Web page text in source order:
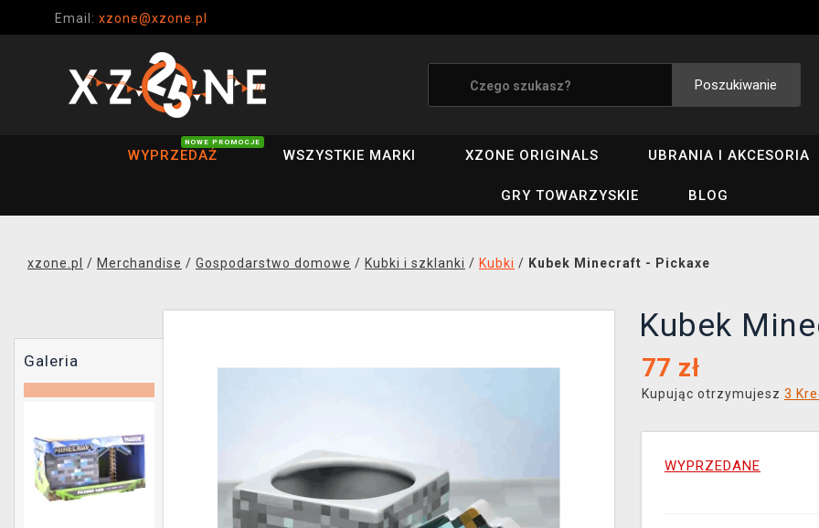
Email: xzone@xzone.pl
Poszukiwanie
WYPRZEDAŻ
NOWE PROMOCJE
WSZYSTKIE MARKI XZONE ORIGINALS UBRANIA I AKCESORIA
GRY TOWARZYSKIE BLOG
xzone.pl / Merchandise / Gospodarstwo domowe / Kubki i szklanki / Kubki / Kubek Minecraft - Pickaxe
Galeria
Kubek
77 zł
Kupując otrzymujesz 3
WYPRZEDANE